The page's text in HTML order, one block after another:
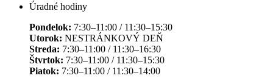
Úradné hodiny
Pondelok: 7:30–11:00 / 11:30–15:30
Utorok: NESTRÁNKOVÝ DEŇ
Streda: 7:30–11:00 / 11:30–16:30
Štvrtok: 7:30–11:00 / 11:30–15:30
Piatok: 7:30–11:00 / 11:30–14:00